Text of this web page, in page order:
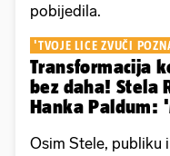
pobijedila.
'TVOJE LICE ZVUČI
Transformacija
bez daha! Stela
Hanka Paldum:
Osim Stele, publiku